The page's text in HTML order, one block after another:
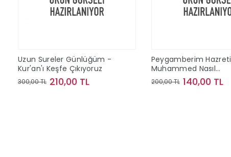
Uzun Sureler Günlüğüm -
Kur'an'ı Keşfe Çıkıyoruz
300,00 TL 210,00 TL
Peygamberim Hazreti
Muhammed Nasıl
Biriydi?;Eren'in Akıllıca
Soruları
200,00 TL 140,00 TL